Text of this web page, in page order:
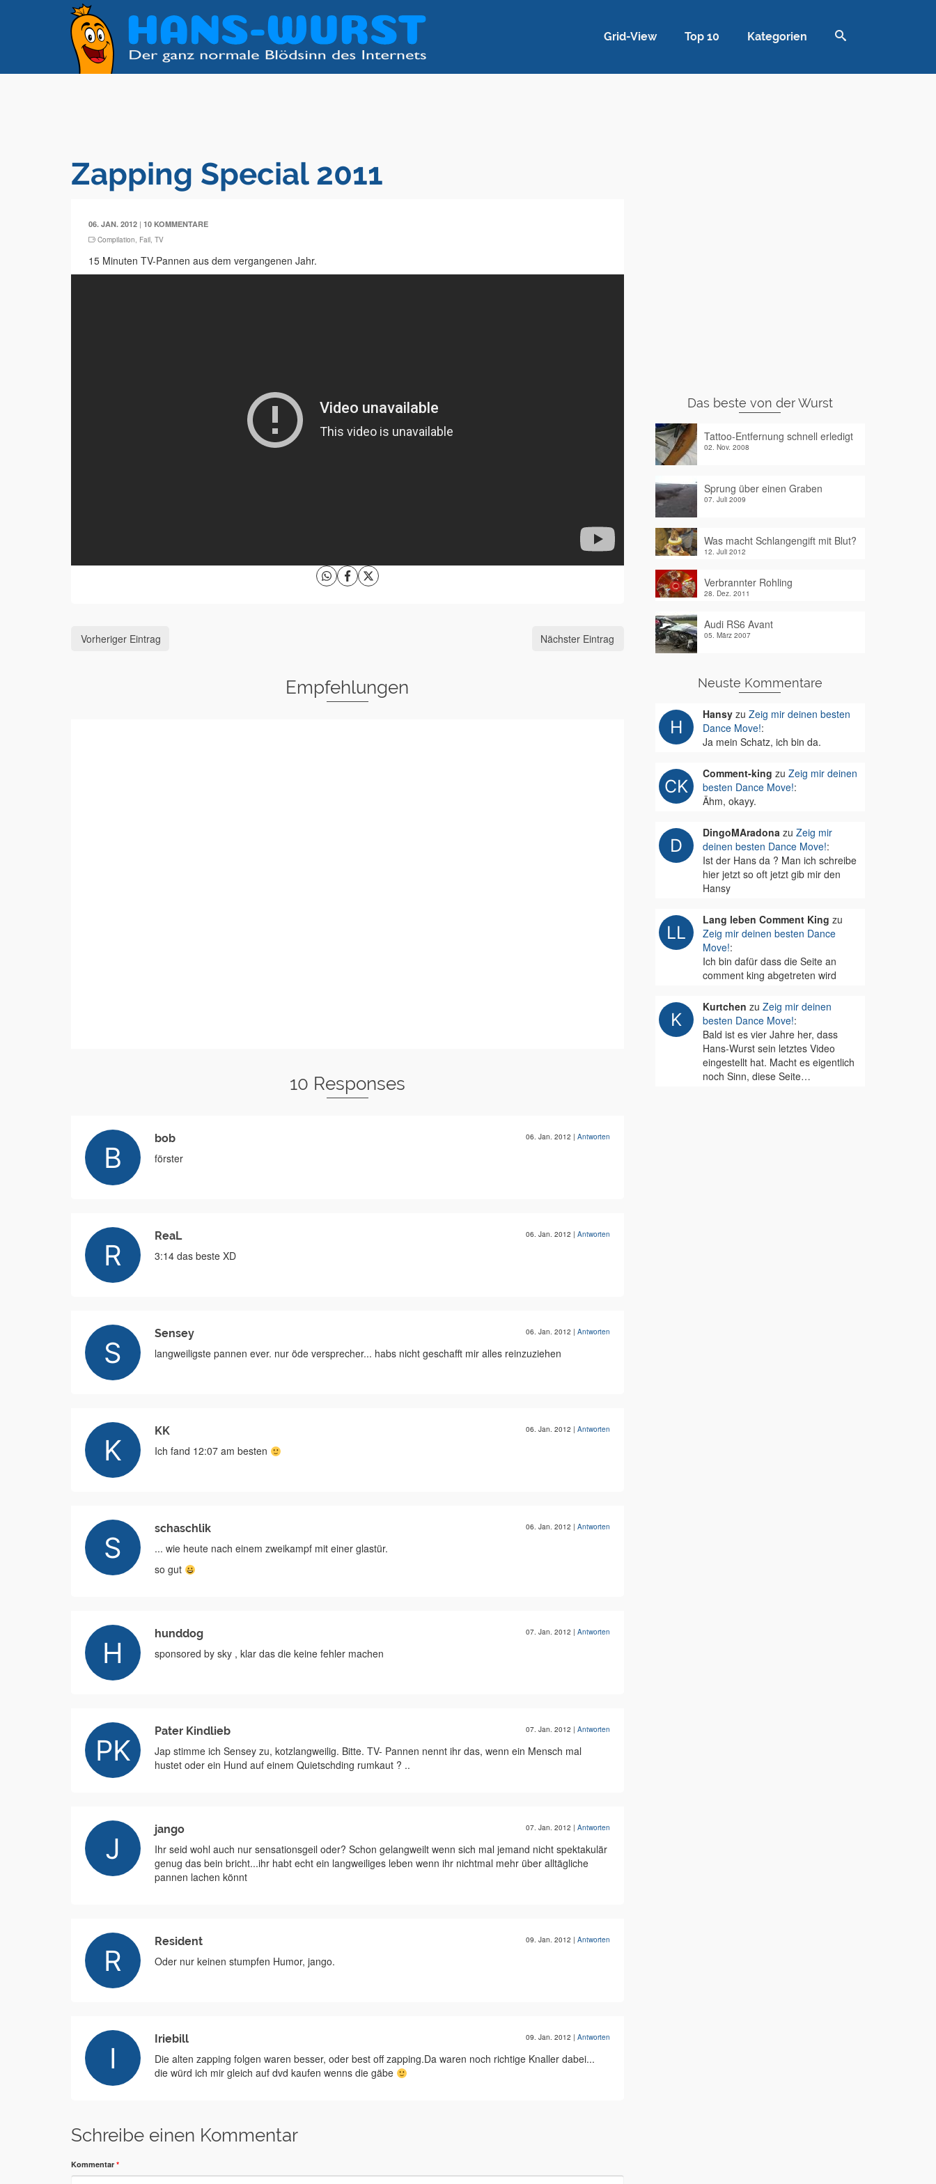
Grid-View Top 10 Kategorien
Zapping Special 2011
06. JAN. 2012 | 10 KOMMENTARE
Compilation, Fail, TV
15 Minuten TV-Pannen aus dem vergangenen Jahr.
Vorheriger Eintrag Nächster Eintrag
Empfehlungen
10 Responses
bob 06. Jan. 2012 | Antworten
förster
ReaL 06. Jan. 2012 | Antworten
3:14 das beste XD
Sensey 06. Jan. 2012 | Antworten
langweiligste pannen ever. nur öde versprecher... habs nicht geschafft mir alles reinzuziehen
KK 06. Jan. 2012 | Antworten
Ich fand 12:07 am besten
schaschlik 06. Jan. 2012 | Antworten
... wie heute nach einem zweikampf mit einer glastür.
so gut
hunddog 07. Jan. 2012 | Antworten
sponsored by sky , klar das die keine fehler machen
Pater Kindlieb 07. Jan. 2012 | Antworten
Jap stimme ich Sensey zu, kotzlangweilig. Bitte. TV- Pannen nennt ihr das, wenn ein Mensch mal
hustet oder ein Hund auf einem Quietschding rumkaut ? ..
jango 07. Jan. 2012 | Antworten
Ihr seid wohl auch nur sensationsgeil oder? Schon gelangweilt wenn sich mal jemand nicht spektakulär
genug das bein bricht...ihr habt echt ein langweiliges leben wenn ihr nichtmal mehr über alltägliche
pannen lachen könnt
Resident 09. Jan. 2012 | Antworten
Oder nur keinen stumpfen Humor, jango.
Iriebill 09. Jan. 2012 | Antworten
Die alten zapping folgen waren besser, oder best off zapping.Da waren noch richtige Knaller dabei...
die würd ich mir gleich auf dvd kaufen wenns die gäbe
Schreibe einen Kommentar
Kommentar *
Das beste von der Wurst
Tattoo-Entfernung schnell erledigt
02. Nov. 2008
Sprung über einen Graben
07. Juli 2009
Was macht Schlangengift mit Blut?
12. Juli 2012
Verbrannter Rohling
28. Dez. 2011
Audi RS6 Avant
05. März 2007
Neuste Kommentare
Hansyzu Zeig mir deinen besten
Dance Move!:
Ja mein Schatz, ich bin da.
Comment-king zu Zeig mir deinen
besten Dance Move!:
Ähm, okayy.
DingoMAradonazu Zeig mir
deinen besten Dance Move!:
Ist der Hans da ? Man ich schreibe
hier jetzt so oft jetzt gib mir den
Hansy
Lang leben Comment King zu
Zeig mir deinen besten Dance
Move!:
Ich bin dafür dass die Seite an
comment king abgetreten wird
Kurtchen zu Zeig mir deinen
besten Dance Move!:
Bald ist es vier Jahre her, dass
Hans-Wurst sein letztes Video
eingestellt hat. Macht es eigentlich
noch Sinn, diese Seite…